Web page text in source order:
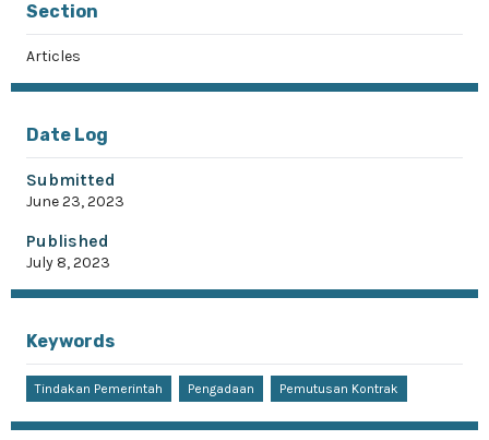
Section
Articles
Date Log
Submitted
June 23, 2023
Published
July 8, 2023
Keywords
Tindakan Pemerintah Pengadaan Pemutusan Kontrak